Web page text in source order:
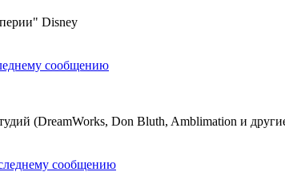
Disney
сообщению
(DreamWorks, Don Bluth, Amblimation и
сообщению